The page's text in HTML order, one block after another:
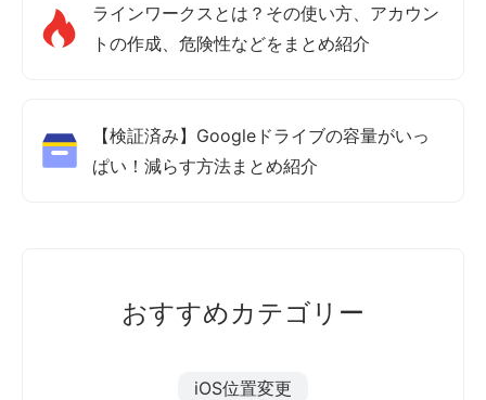
ラインワークスとは？その使い方、アカウン
トの作成、危険性などをまとめ紹介
【検証済み】Googleドライブの容量がいっ
ぱい！減らす方法まとめ紹介
おすすめカテゴリー
iOS位置変更